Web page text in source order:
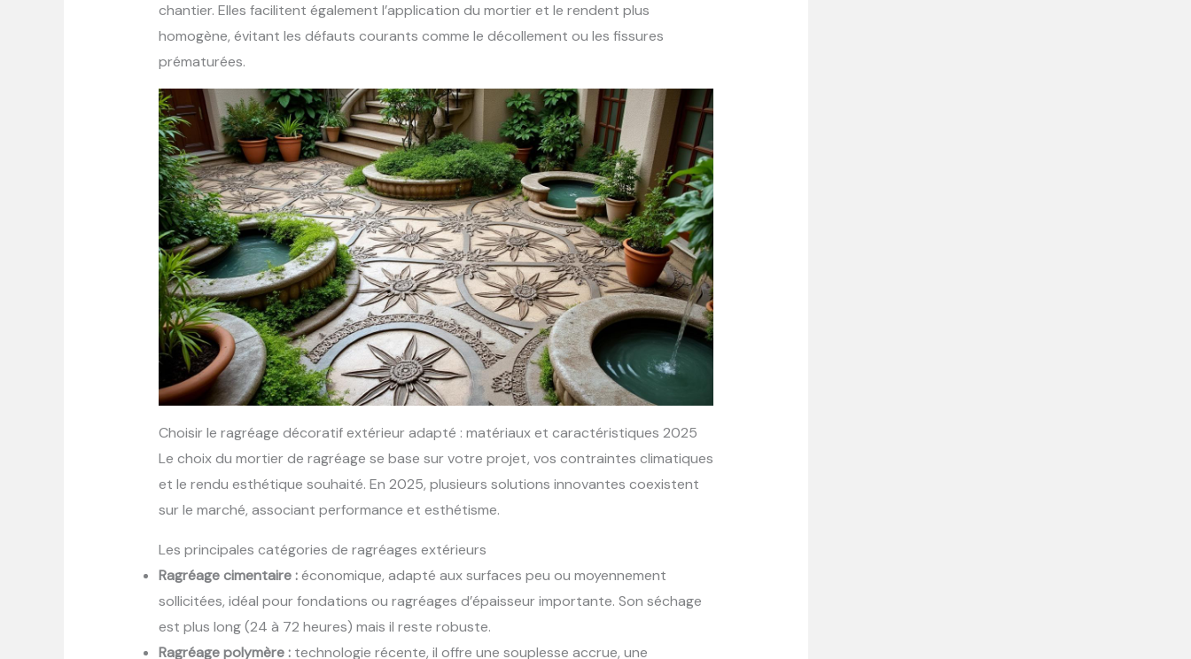
chantier. Elles facilitent également l’application du mortier et le rendent plus
homogène, évitant les défauts courants comme le décollement ou les fissures
prématurées.
Choisir le ragréage décoratif extérieur adapté : matériaux et caractéristiques 2025
Le choix du mortier de ragréage se base sur votre projet, vos contraintes climatiques
et le rendu esthétique souhaité. En 2025, plusieurs solutions innovantes coexistent
sur le marché, associant performance et esthétisme.
Les principales catégories de ragréages extérieurs
Ragréage cimentaire :économique, adapté aux surfaces peu ou moyennement
sollicitées, idéal pour fondations ou ragréages d’épaisseur importante. Son séchage
est plus long (24 à 72 heures) mais il reste robuste.
Ragréage polymère :technologie récente, il offre une souplesse accrue, une